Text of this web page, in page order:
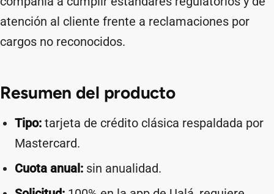
atención al cliente frente a reclamaciones por
cargos no reconocidos.
Resumen del producto
Tipo: tarjeta de crédito clásica respaldada por
Mastercard.
Cuota anual: sin anualidad.